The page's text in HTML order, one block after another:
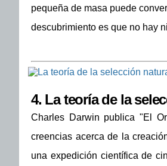
pequeña de masa puede
descubrimiento es que no hay
4. La teoría de la
Charles Darwin publica "El
creencias acerca de la
una expedición científica de